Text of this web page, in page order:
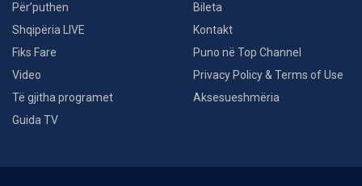
Për’puthen
Shqipëria LIVE
Fiks Fare
Video
Të gjitha programet
Guida TV
Bileta
Kontakt
Puno në Top Channel
Privacy Policy & Terms of Use
Aksesueshmëria